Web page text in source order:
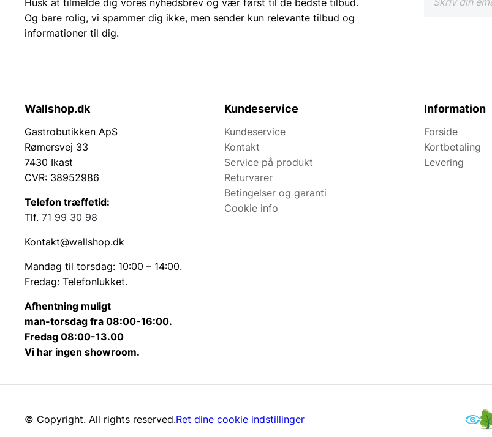
Husk at tilmelde dig vores nyhedsbrev og vær først til de bedste tilbud.
Og bare rolig, vi spammer dig ikke, men sender kun relevante tilbud og
informationer til dig.
Wallshop.dk
Gastrobutikken ApS
Rømersvej 33
7430 Ikast
CVR: 38952986
Telefon træffetid:
Tlf. 71 99 30 98
Kontakt@wallshop.dk
Mandag til torsdag: 10:00 – 14:00.
Fredag: Telefonlukket.
Afhentning muligt
man-torsdag fra 08:00-16:00.
Fredag 08:00-13.00
Vi har ingen showroom.
Kundeservice
Kundeservice
Kontakt
Service på produkt
Returvarer
Betingelser og garanti
Cookie info
Information
Forside
Kortbetaling
Levering
© Copyright. All rights reserved.Ret dine cookie indstillinger